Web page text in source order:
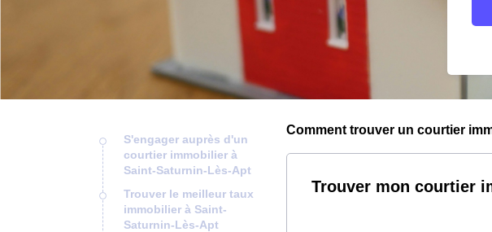
S'engager auprès d'un
courtier immobilier à
Saint-Saturnin-Lès-Apt
Trouver le meilleur taux
immobilier à Saint-
Saturnin-Lès-Apt
Comment trouver un courtier
Trouver mon courtier